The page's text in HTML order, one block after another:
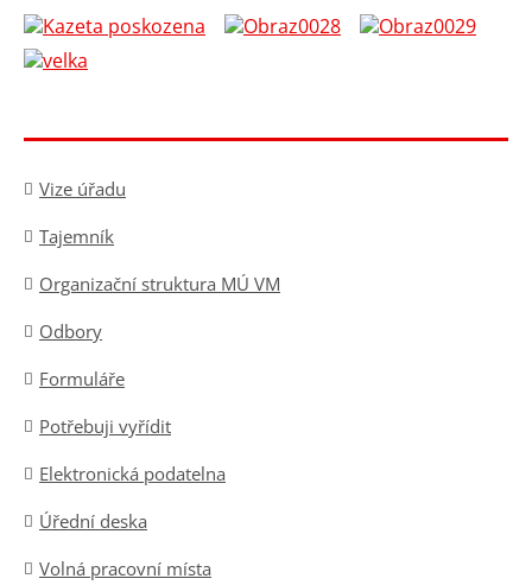
Vize úřadu
Tajemník
Organizační struktura MÚ VM
Odbory
Formuláře
Potřebuji vyřídit
Elektronická podatelna
Úřední deska
Volná pracovní místa